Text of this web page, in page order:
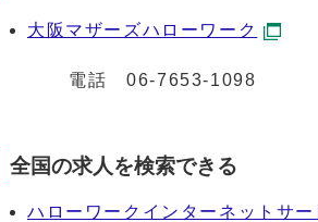
大阪マザーズハローワーク
電話06-7653-1098
全国の求人を検索できる
ハローワークインターネットサー